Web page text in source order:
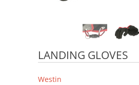
LANDING GLOVES
Westin